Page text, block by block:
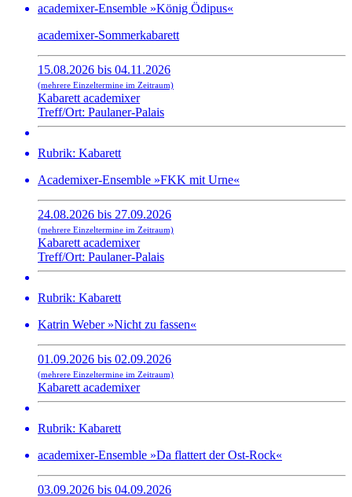
academixer-Ensemble »König Ödipus«
academixer-Sommerkabarett
15.08.2026 bis 04.11.2026
(mehrere Einzeltermine im Zeitraum)
Kabarett academixer
Treff/Ort: Paulaner-Palais
Rubrik: Kabarett
Academixer-Ensemble »FKK mit Urne«
24.08.2026 bis 27.09.2026
(mehrere Einzeltermine im Zeitraum)
Kabarett academixer
Treff/Ort: Paulaner-Palais
Rubrik: Kabarett
Katrin Weber »Nicht zu fassen«
01.09.2026 bis 02.09.2026
(mehrere Einzeltermine im Zeitraum)
Kabarett academixer
Rubrik: Kabarett
academixer-Ensemble »Da flattert der Ost-Rock«
03.09.2026 bis 04.09.2026